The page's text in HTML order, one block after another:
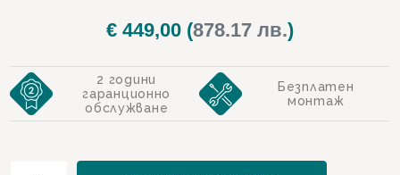
€ 449,00 (878.17 лв.)
2 години
гаранционно
обслужване
Безплатен
монтаж